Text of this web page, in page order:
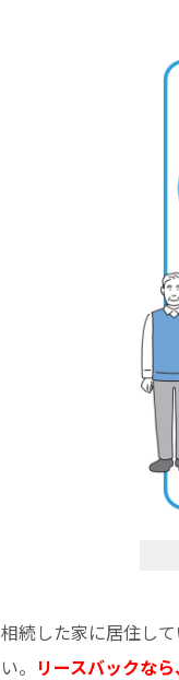
相続した家に居住し
い。 リースバックな